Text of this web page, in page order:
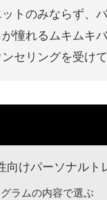
ットのみならず、
が憧れるムキムキ
ンセリングを受け
向けパーソナルト
ラムの内容で選ぶ